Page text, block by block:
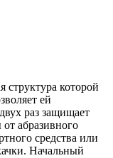
структура которой
ей
раз защищает
абразивного
средства или
Начальный